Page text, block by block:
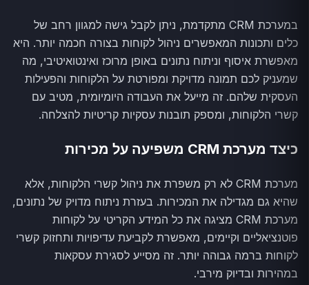
במערכת CRM מתקדמת, ניתן לקבל גישה למגוון רחב של
כלים ותכונות המאפשרים ניהול לקוחות בצורה חכמה יותר. היא
מאפשרת איסוף וניתוח נתונים באופן מרוכז ואינטואיטיבי, מה
שמעניק לכם תמונה מדויקת ומפורטת על הלקוחות והפעילות
העסקית שלהם. זה מייעל את העבודה היומיומית, מטיב עם
קשרי הלקוחות, ומספק תובנות עסקיות קריטיות להצלחה.
כיצד מערכת CRM משפיעה על מכירות
מערכת CRM לא רק משפרת את ניהול קשרי הלקוחות, אלא
שהיא גם מגדילה את המכירות. בעזרת ניתוח מדויק של נתונים,
מערכת CRM מציגה את כל המידע הקריטי על לקוחות
פוטנציאליים וקיימים, מאפשרת לקביעת עדיפויות ותחזוק קשרי
לקוחות ברמה גבוהה יותר. זה מסייע לסגירת עסקאות
במהירות ובדיוק מירבי.